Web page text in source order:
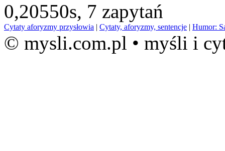
0,20550s, 7 zapytań
Cytaty aforyzmy przysłowia | Cytaty, aforyzmy, sentencje | Humor:
© mysli.com.pl • myśli i